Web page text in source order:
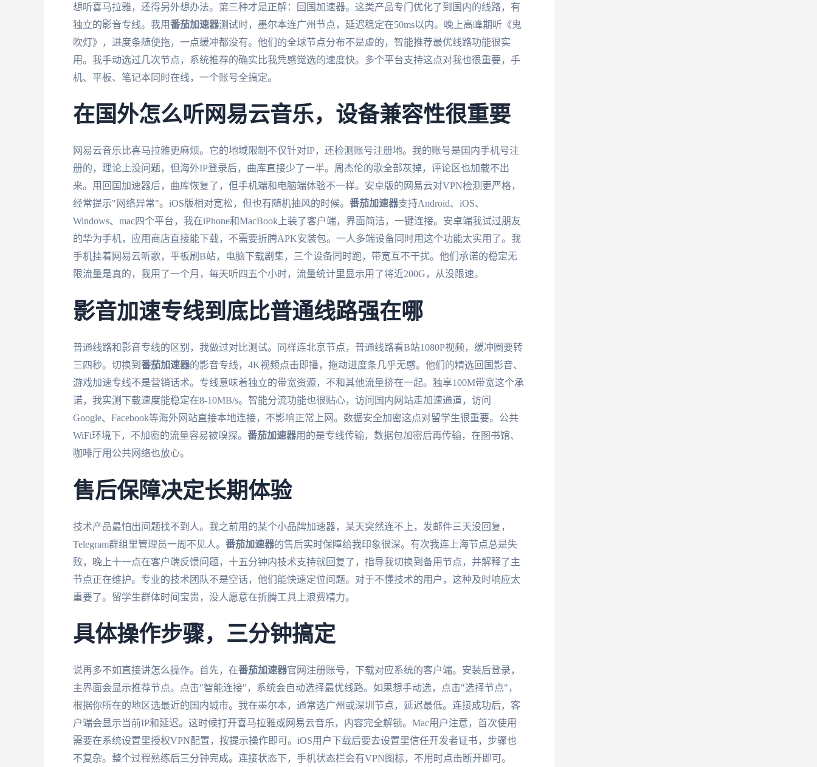
想听喜马拉雅，还得另外想办法。第三种才是正解：回国加速器。这类产品专门优化了到国内的线路，有
独立的影音专线。我用番茄加速器测试时，墨尔本连广州节点，延迟稳定在50ms以内。晚上高峰期听《鬼
吹灯》，进度条随便拖，一点缓冲都没有。他们的全球节点分布不是虚的，智能推荐最优线路功能很实
用。我手动选过几次节点，系统推荐的确实比我凭感觉选的速度快。多个平台支持这点对我也很重要，手
机、平板、笔记本同时在线，一个账号全搞定。
在国外怎么听网易云音乐，设备兼容性很重要
网易云音乐比喜马拉雅更麻烦。它的地域限制不仅针对IP，还检测账号注册地。我的账号是国内手机号注
册的，理论上没问题，但海外IP登录后，曲库直接少了一半。周杰伦的歌全部灰掉，评论区也加载不出
来。用回国加速器后，曲库恢复了，但手机端和电脑端体验不一样。安卓版的网易云对VPN检测更严格，
经常提示"网络异常"。iOS版相对宽松，但也有随机抽风的时候。 番茄加速器支持Android、iOS、
Windows、mac四个平台，我在iPhone和MacBook上装了客户端，界面简洁，一键连接。安卓端我试过朋友
的华为手机，应用商店直接能下载，不需要折腾APK安装包。一人多端设备同时用这个功能太实用了。我
手机挂着网易云听歌，平板刷B站，电脑下载剧集，三个设备同时跑，带宽互不干扰。他们承诺的稳定无
限流量是真的，我用了一个月，每天听四五个小时，流量统计里显示用了将近200G，从没限速。
影音加速专线到底比普通线路强在哪
普通线路和影音专线的区别，我做过对比测试。同样连北京节点，普通线路看B站1080P视频，缓冲圈要转
三四秒。切换到 番茄加速器的影音专线，4K视频点击即播，拖动进度条几乎无感。他们的精选回国影音、
游戏加速专线不是营销话术。专线意味着独立的带宽资源，不和其他流量挤在一起。独享100M带宽这个承
诺，我实测下载速度能稳定在8-10MB/s。智能分流功能也很贴心，访问国内网站走加速通道，访问
Google、Facebook等海外网站直接本地连接，不影响正常上网。数据安全加密这点对留学生很重要。公共
WiFi环境下，不加密的流量容易被嗅探。 番茄加速器用的是专线传输，数据包加密后再传输，在图书馆、
咖啡厅用公共网络也放心。
售后保障决定长期体验
技术产品最怕出问题找不到人。我之前用的某个小品牌加速器，某天突然连不上，发邮件三天没回复，
Telegram群组里管理员一周不见人。 番茄加速器的售后实时保障给我印象很深。有次我连上海节点总是失
败，晚上十一点在客户端反馈问题，十五分钟内技术支持就回复了，指导我切换到备用节点，并解释了主
节点正在维护。专业的技术团队不是空话，他们能快速定位问题。对于不懂技术的用户，这种及时响应太
重要了。留学生群体时间宝贵，没人愿意在折腾工具上浪费精力。
具体操作步骤，三分钟搞定
说再多不如直接讲怎么操作。首先，在番茄加速器官网注册账号，下载对应系统的客户端。安装后登录，
主界面会显示推荐节点。点击"智能连接"，系统会自动选择最优线路。如果想手动选，点击"选择节点"，
根据你所在的地区选最近的国内城市。我在墨尔本，通常选广州或深圳节点，延迟最低。连接成功后，客
户端会显示当前IP和延迟。这时候打开喜马拉雅或网易云音乐，内容完全解锁。Mac用户注意，首次使用
需要在系统设置里授权VPN配置，按提示操作即可。iOS用户下载后要去设置里信任开发者证书，步骤也
不复杂。整个过程熟练后三分钟完成。连接状态下，手机状态栏会有VPN图标，不用时点击断开即可。